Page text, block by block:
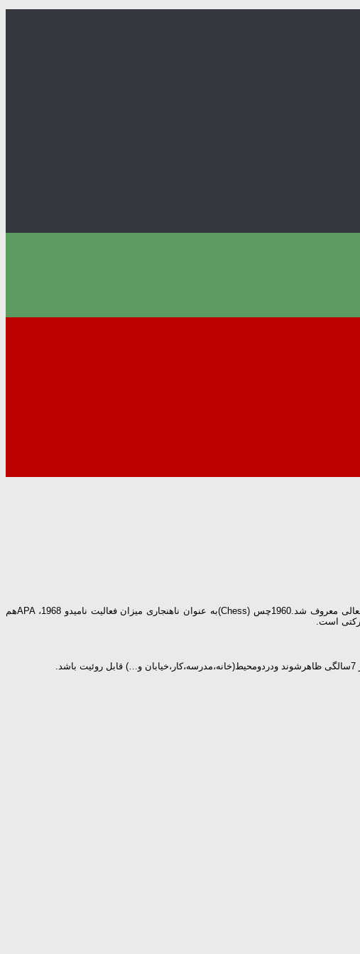
درسال1845پزشك آلمانی هنریخ هافمن درشعری طنزآمیز به نام فیلیپپ بی قراربه ان پرداخت ولذانام اولیه بیماری هافمن بودودر1900به سندروم بیش فعالی معروف شد.1960چس (Chess)به عنوان ناهنجاری میزان فعالیت نامیدو APA ،1968هم